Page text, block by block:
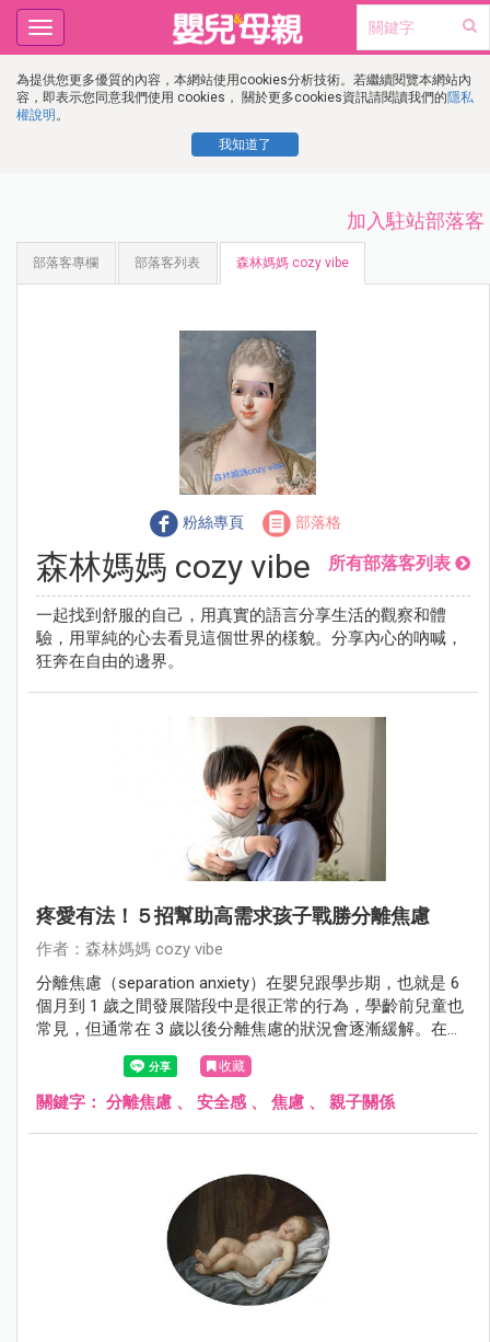
為提供您更多優質的內容，本網站使用cookies分析技術。若繼續閱覽本網站內
容，即表示您同意我們使用 cookies， 關於更多cookies資訊請閱讀我們的隱私
權說明 。
我知道了
Toggle
navigation
加入駐站部落客
部落客專欄 部落客列表 森林媽媽 cozy vibe
粉絲專頁 部落格
森林媽媽 cozy vibe 所有部落客列表
一起找到舒服的自己，用真實的語言分享生活的觀察和體
驗，用單純的心去看見這個世界的樣貌。分享內心的吶喊，
狂奔在自由的邊界。
疼愛有法！５招幫助高需求孩子戰勝分離焦慮
作者：森林媽媽 cozy vibe
分離焦慮（separation anxiety）在嬰兒跟學步期，也就是 6
個月到 1 歲之間發展階段中是很正常的行為，學齡前兒童也
常見，但通常在 3 歲以後分離焦慮的狀況會逐漸緩解。在部
分的學齡前兒童，會發展成影響到日常、校園生活或出現恐
慌發作，而被醫療團隊診斷為分離焦慮症（separation
anxiety disorder），通常較少見於青少年或成人。
收藏
關鍵字： 分離焦慮 、 安全感 、 焦慮 、 親子關係